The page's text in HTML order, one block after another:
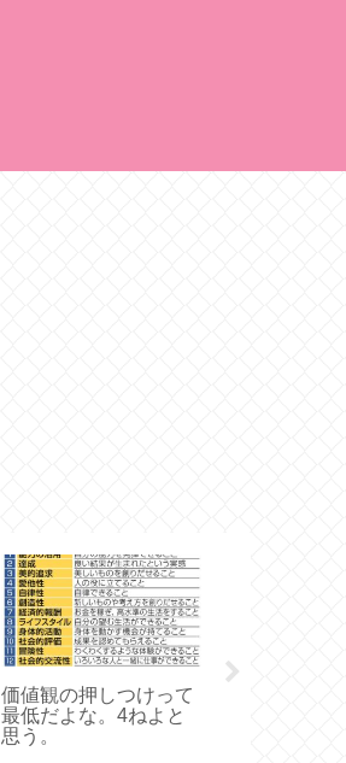
価値観の押しつけって
最低だよな。4ねよと
思う。